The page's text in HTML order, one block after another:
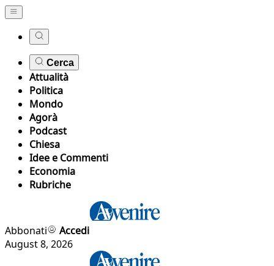
Cerca
Attualità
Politica
Mondo
Agorà
Podcast
Chiesa
Idee e Commenti
Economia
Rubriche
Abbonati
Accedi
August 8, 2026